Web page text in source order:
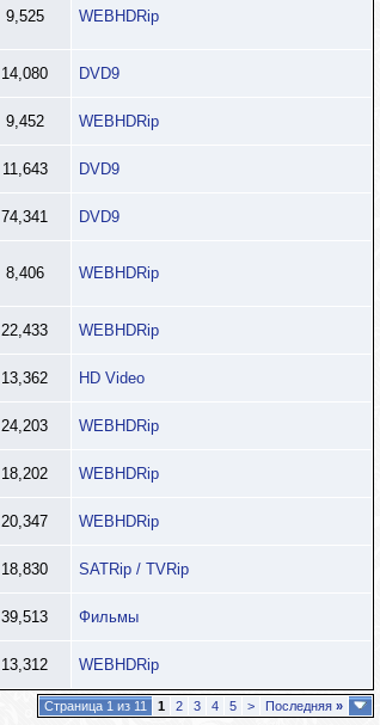
9,525 WEBHDRip
14,080 DVD9
9,452 WEBHDRip
11,643 DVD9
74,341 DVD9
8,406 WEBHDRip
22,433 WEBHDRip
13,362 HD Video
24,203 WEBHDRip
18,202 WEBHDRip
20,347 WEBHDRip
18,830 SATRip / TVRip
39,513 Фильмы
13,312 WEBHDRip
Страница 1 из 11 1 2 3 4 5 > Последняя »